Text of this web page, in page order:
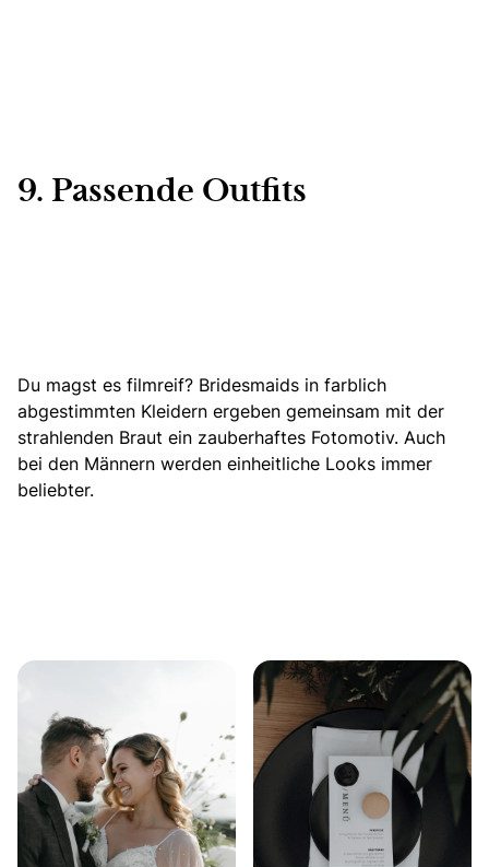
9. Passende Outfits
Du magst es filmreif? Bridesmaids in farblich
abgestimmten Kleidern ergeben gemeinsam mit der
strahlenden Braut ein zauberhaftes Fotomotiv. Auch
bei den Männern werden einheitliche Looks immer
beliebter.